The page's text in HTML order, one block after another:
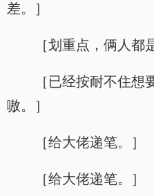
差。］
［划重点，俩人都
［已经按耐不住想
嗷。］
［给大佬递笔。］
［给大佬递笔。］